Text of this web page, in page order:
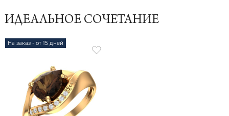
ИДЕАЛЬНОЕ СОЧЕТАНИЕ
На заказ - от 15 дней